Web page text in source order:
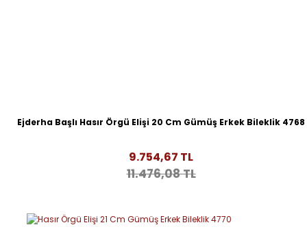
Ejderha Başlı Hasır Örgü Elişi 20 Cm Gümüş Erkek Bileklik 4768
9.754,67 TL
11.476,08 TL